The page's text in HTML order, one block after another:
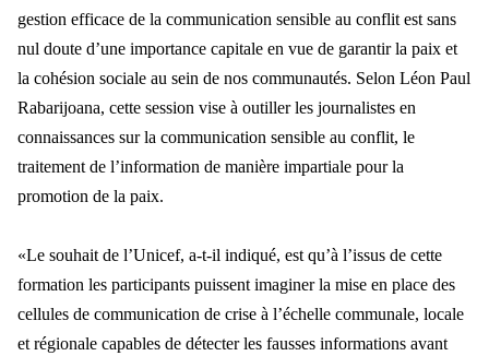
gestion efficace de la communication sensible au conflit est sans
nul doute d’une importance capitale en vue de garantir la paix et
la cohésion sociale au sein de nos communautés. Selon Léon Paul
Rabarijoana, cette session vise à outiller les journalistes en
connaissances sur la communication sensible au conflit, le
traitement de l’information de manière impartiale pour la
promotion de la paix.
«Le souhait de l’Unicef, a-t-il indiqué, est qu’à l’issus de cette
formation les participants puissent imaginer la mise en place des
cellules de communication de crise à l’échelle communale, locale
et régionale capables de détecter les fausses informations avant